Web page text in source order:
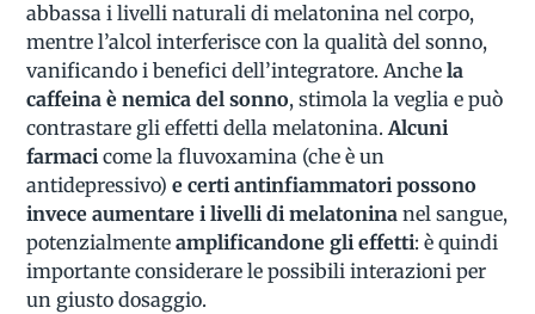
abbassa i livelli naturali di melatonina nel corpo,
mentre l’alcol interferisce con la qualità del sonno,
vanificando i benefici dell’integratore. Anchela
caffeina è nemica del sonno, stimola la veglia e può
contrastare gli effetti della melatonina.Alcuni
farmacicome la fluvoxamina (che è un
antidepressivo)e certi antinfiammatori possono
invece aumentare i livelli di melatoninanel sangue,
potenzialmenteamplificandone gli effetti: è quindi
importante considerare le possibili interazioni per
un giusto dosaggio.